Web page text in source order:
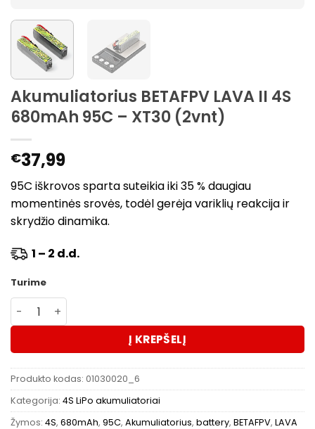
Akumuliatorius BETAFPV LAVA II 4S
680mAh 95C – XT30 (2vnt)
€37,99
95C iškrovos sparta suteikia iki 35 % daugiau
momentinės srovės, todėl gerėja variklių reakcija ir
skrydžio dinamika.
1 – 2 d.d.
Turime
produkto kiekis: Akumuliatorius BETAFPV LAVA II 4S
Į KREPŠELĮ
Produkto kodas: 01030020_6
Kategorija: 4S LiPo akumuliatoriai
Žymos: 4S, 680mAh, 95C, Akumuliatorius, battery, BETAFPV, LAVA